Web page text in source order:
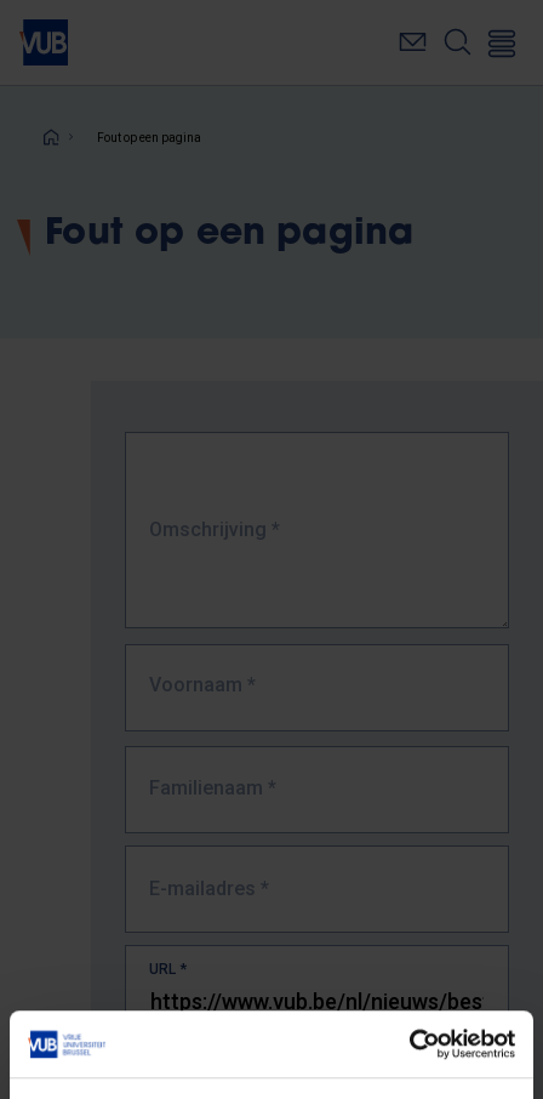
Overslaan
naar
inhoudKruimelpad
Fout op een pagina
Fout op een pagina
Omschrijving *
Voornaam *
Familienaam *
E-mailadres *
URL *
De volledige URL van de pagina waar je de fout zag.